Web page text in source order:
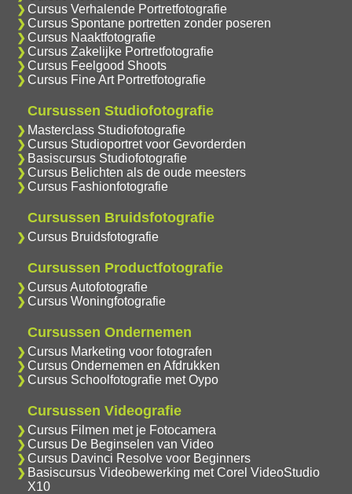
Cursus Verhalende Portretfotografie
Cursus Spontane portretten zonder poseren
Cursus Naaktfotografie
Cursus Zakelijke Portretfotografie
Cursus Feelgood Shoots
Cursus Fine Art Portretfotografie
Cursussen Studiofotografie
Masterclass Studiofotografie
Cursus Studioportret voor Gevorderden
Basiscursus Studiofotografie
Cursus Belichten als de oude meesters
Cursus Fashionfotografie
Cursussen Bruidsfotografie
Cursus Bruidsfotografie
Cursussen Productfotografie
Cursus Autofotografie
Cursus Woningfotografie
Cursussen Ondernemen
Cursus Marketing voor fotografen
Cursus Ondernemen en Afdrukken
Cursus Schoolfotografie met Oypo
Cursussen Videografie
Cursus Filmen met je Fotocamera
Cursus De Beginselen van Video
Cursus Davinci Resolve voor Beginners
Basiscursus Videobewerking met Corel VideoStudio
X10